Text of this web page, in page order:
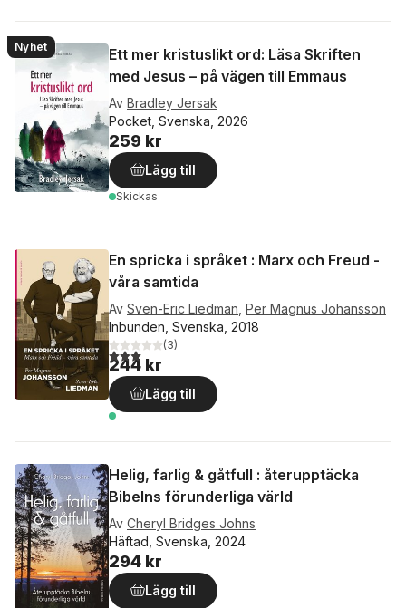
Nyhet
Ett mer kristuslikt ord: Läsa Skriften
med Jesus – på vägen till Emmaus
Av Bradley Jersak
Pocket, Svenska, 2026
259 kr
Lägg till
Skickas
En spricka i språket : Marx och Freud -
våra samtida
Av Sven-Eric Liedman Per Magnus Johansson
Inbunden, Svenska, 2018
3,0utav 5 stjärnor. Totalt antal röster:
(3)
244 kr
Lägg till
Helig, farlig & gåtfull : återupptäcka
Bibelns förunderliga värld
Av Cheryl Bridges Johns
Häftad, Svenska, 2024
294 kr
Lägg till